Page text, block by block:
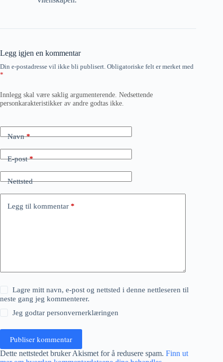
Legg igjen en kommentar
Din e-postadresse vil ikke bli publisert. Obligatoriske felt er merket med
*
Innlegg skal være saklig argumenterende. Nedsettende
personkarakteristikker av andre godtas ikke.
Navn*
E-post*
Nettsted
Legg til kommentar *
Lagre mitt navn, e-post og nettsted i denne nettleseren til
neste gang jeg kommenterer.
Jeg godtarpersonvernerklæringen
Publiser kommentar
Dette nettstedet bruker Akismet for å redusere spam. Finn ut